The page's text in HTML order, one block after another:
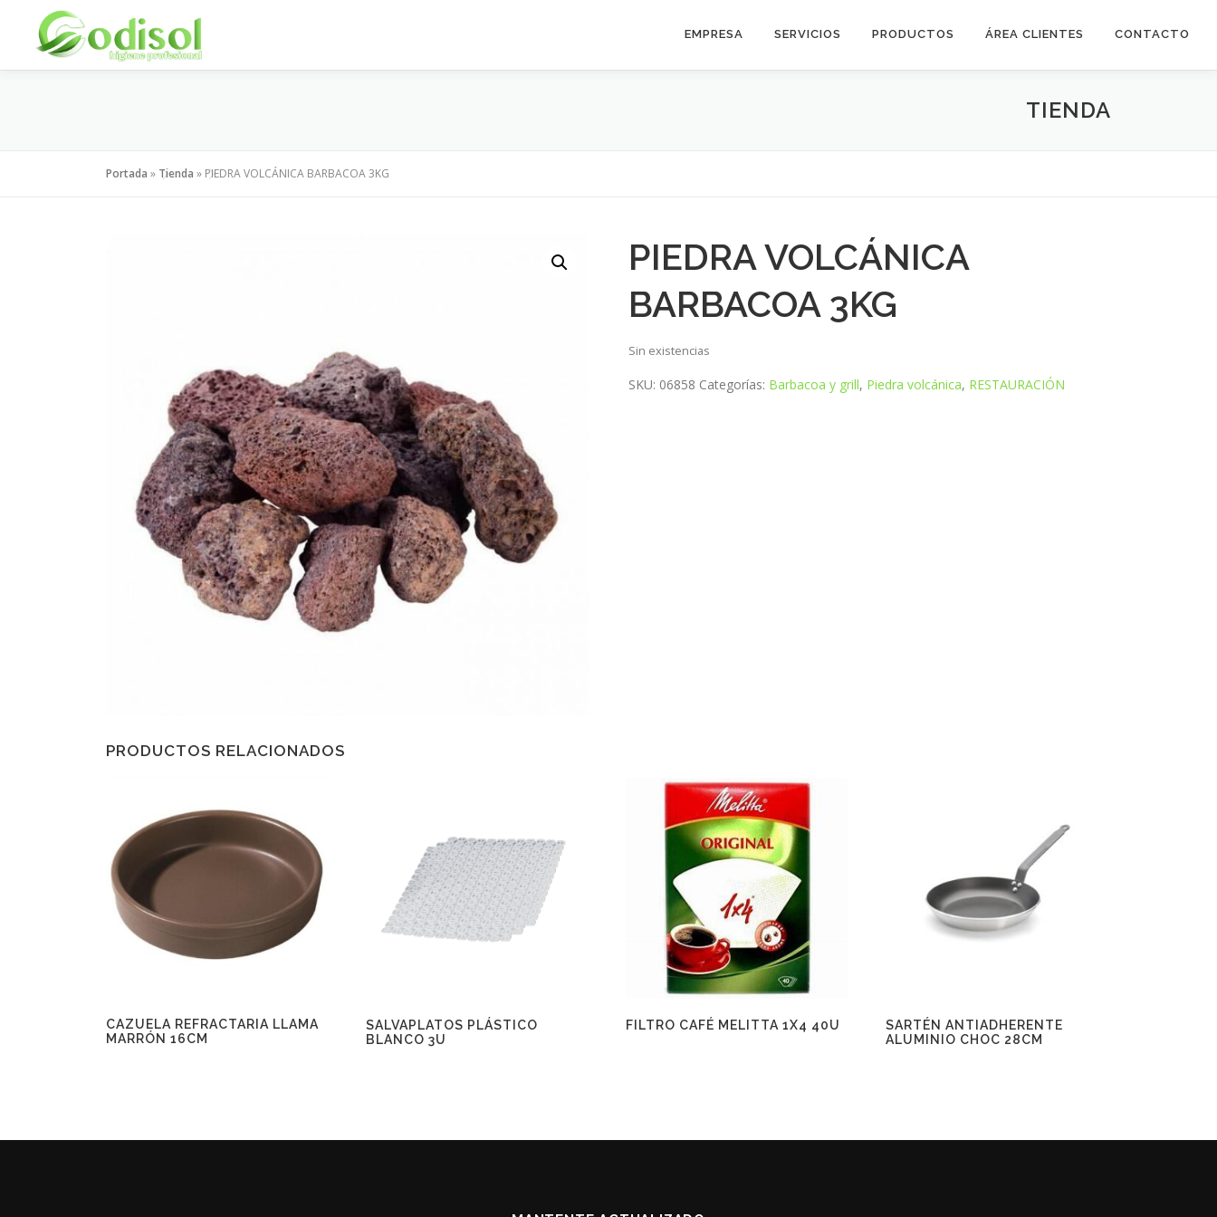
contenido
EMPRESA SERVICIOS PRODUCTOS ÁREA CLIENTES CONTACTO
TIENDA
Portada » Tienda » PIEDRA VOLCÁNICA BARBACOA 3KG
PIEDRA VOLCÁNICA
BARBACOA 3KG
Sin existencias
SKU: 06858 Categorías: Barbacoa y grill, Piedra volcánica, RESTAURACIÓN
PRODUCTOS RELACIONADOS
CAZUELA REFRACTARIA LLAMA
MARRÓN 16CM
SALVAPLATOS PLÁSTICO
BLANCO 3U
FILTRO CAFÉ MELITTA 1X4 40U
SARTÉN ANTIADHERENTE
ALUMINIO CHOC 28CM